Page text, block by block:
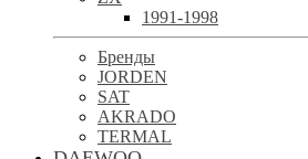
1991-1998
Бренды
JORDEN
SAT
AKRADO
TERMAL